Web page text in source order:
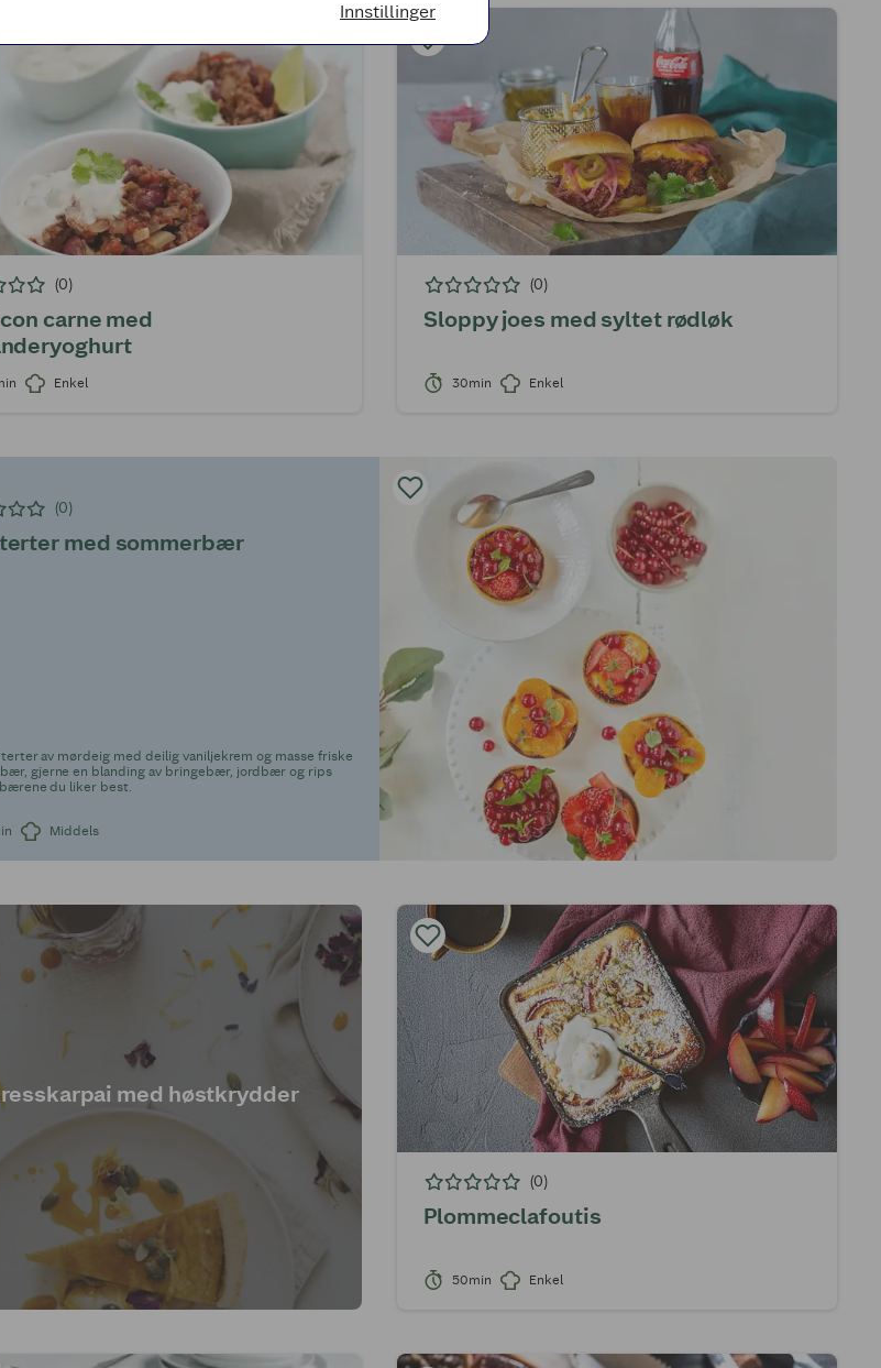
(0)
carne med
Enkel
(0)
Sloppy joes med syltet rødløk
30min Enkel
(0)
terter med sommerbær
terter av mørdeig med deilig vaniljekrem og masse friske
gjerne en blanding av bringebær, jordbær og rips
du liker best.
Middels
med høstkrydder
(0)
Plommeclafoutis
50min Enkel
Innstillinger